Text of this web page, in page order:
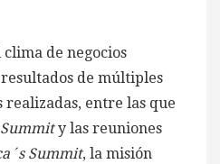
de negocios
de múltiples
realizadas, entre las que
y las reuniones
Summit, la misión